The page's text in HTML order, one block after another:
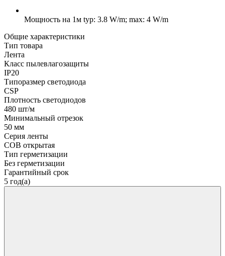
Мощность на 1м typ: 3.8 W/m; max: 4 W/m
Общие характеристики
Тип товара
Лента
Класс пылевлагозащиты
IP20
Типоразмер светодиода
CSP
Плотность светодиодов
480 шт/м
Минимальный отрезок
50 мм
Серия ленты
COB открытая
Тип герметизации
Без герметизации
Гарантийный срок
5 год(а)